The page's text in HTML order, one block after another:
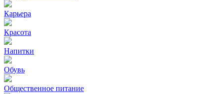
Карьера
Красота
Напитки
Обувь
Общественное питание